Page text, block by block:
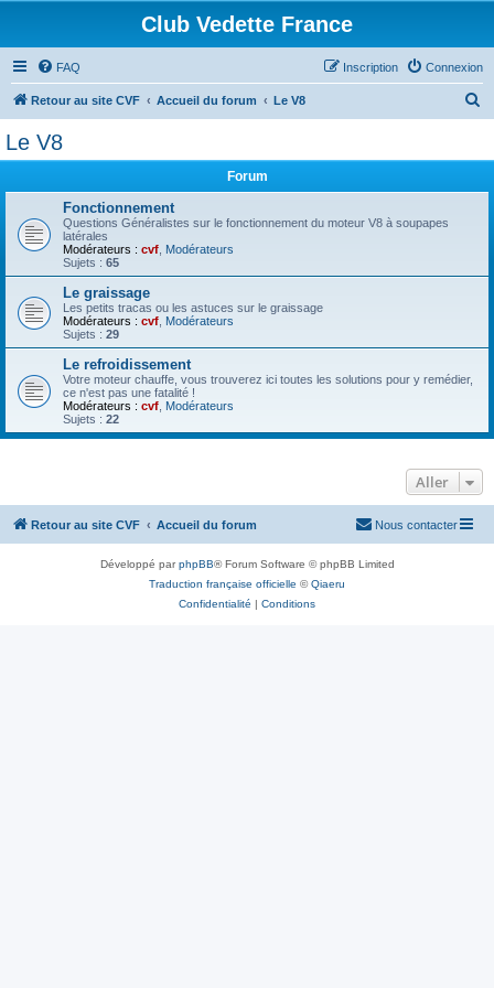
Club Vedette France
FAQ Connexion
Inscription
Retour au site CVF Accueil du forum Le V8
Le V8
Forum
Fonctionnement
Questions Généralistes sur le fonctionnement du moteur V8 à soupapes
latérales
Modérateurs : cvf Modérateurs
Sujets : 65
Le graissage
Les petits tracas ou les astuces sur le graissage
Modérateurs : cvf Modérateurs
Sujets : 29
Le refroidissement
Votre moteur chauffe, vous trouverez ici toutes les solutions pour y remédier,
ce n'est pas une fatalité !
Modérateurs : cvf Modérateurs
Sujets : 22
Aller
Retour au site CVF Accueil du forum Nous contacter
Développé parphpBB® Forum Software © phpBB Limited
Traduction française officielle ©Qiaeru
Confidentialité | Conditions